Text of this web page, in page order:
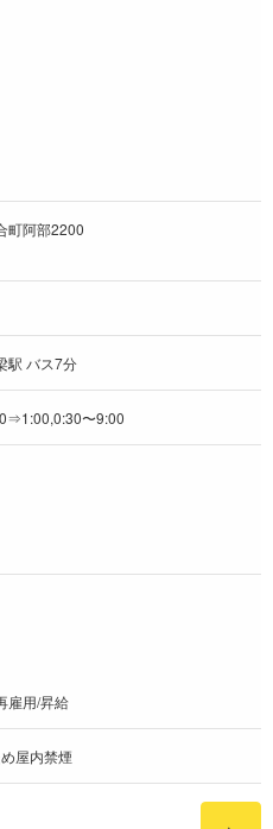
町阿部2200
駅 バス7分
〜9:00
雇用/昇給
屋内禁煙